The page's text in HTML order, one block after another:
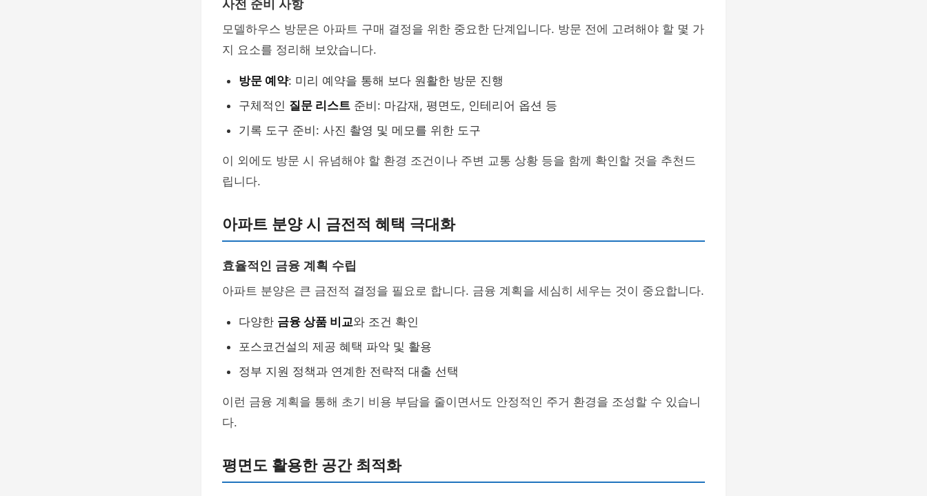
사전 준비 사항
모델하우스 방문은 아파트 구매 결정을 위한 중요한 단계입니다. 방문 전에 고려해야 할 몇 가
지 요소를 정리해 보았습니다.
방문 예약: 미리 예약을 통해 보다 원활한 방문 진행
구체적인 질문 리스트 준비: 마감재, 평면도, 인테리어 옵션 등
기록 도구 준비: 사진 촬영 및 메모를 위한 도구
이 외에도 방문 시 유념해야 할 환경 조건이나 주변 교통 상황 등을 함께 확인할 것을 추천드
립니다.
아파트 분양 시 금전적 혜택 극대화
효율적인 금융 계획 수립
아파트 분양은 큰 금전적 결정을 필요로 합니다. 금융 계획을 세심히 세우는 것이 중요합니다.
다양한 금융 상품 비교와 조건 확인
포스코건설의 제공 혜택 파악 및 활용
정부 지원 정책과 연계한 전략적 대출 선택
이런 금융 계획을 통해 초기 비용 부담을 줄이면서도 안정적인 주거 환경을 조성할 수 있습니
다.
평면도 활용한 공간 최적화